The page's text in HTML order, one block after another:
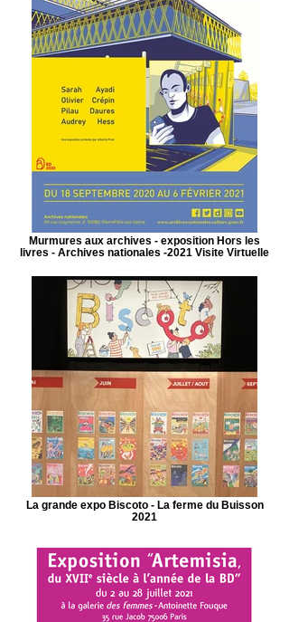
Murmures aux archives - exposition Hors les
livres - Archives nationales -2021 Visite Virtuelle
La grande expo Biscoto - La ferme du Buisson
2021